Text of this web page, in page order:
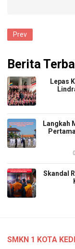
Prev
Berita
​Lepas
​Langkah
​Skandal
SMKN 1 KOTA